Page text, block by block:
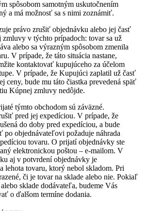
spôsobom samotným uskutočnením
a má možnosť sa s nimi zoznámiť.
právo zrušiť objednávku alebo jej časť
zmluvy v týchto prípadoch: tovar sa už
alebo sa výrazným spôsobom zmenila
V prípade, že táto situácia nastane,
kontaktovať kupujúceho za účelom
V prípade, že Kupujúci zaplatil už časť
ceny, bude mu táto čiastka prevedená späť
Kúpnej zmluvy nedôjde.
týmto obchodom sú záväzné.
pred jej expedíciou. V prípade, že
do doby pred expedíciou, a bude
po objednávateľovi požaduje náhrada
tovaru. O prijatí objednávky ste
elektronickou poštou – e-mailom. V
aj v potvrdení objednávky je
lehota tovaru, ktorý nebol skladom. Pri
či je tovar na sklade alebo nie. Pokiaľ
sklade dodávateľa, budeme Vás
o ďalšom termíne dodania.